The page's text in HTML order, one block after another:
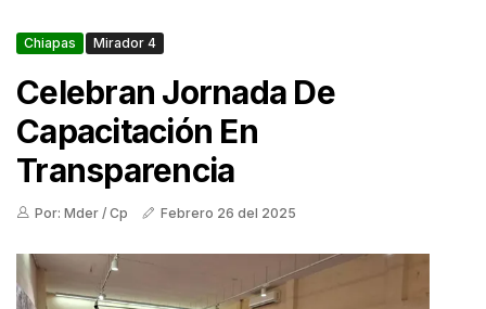
Chiapas Mirador 4
Celebran Jornada De
Capacitación En
Transparencia
Por: Mder / Cp Febrero 26 del 2025